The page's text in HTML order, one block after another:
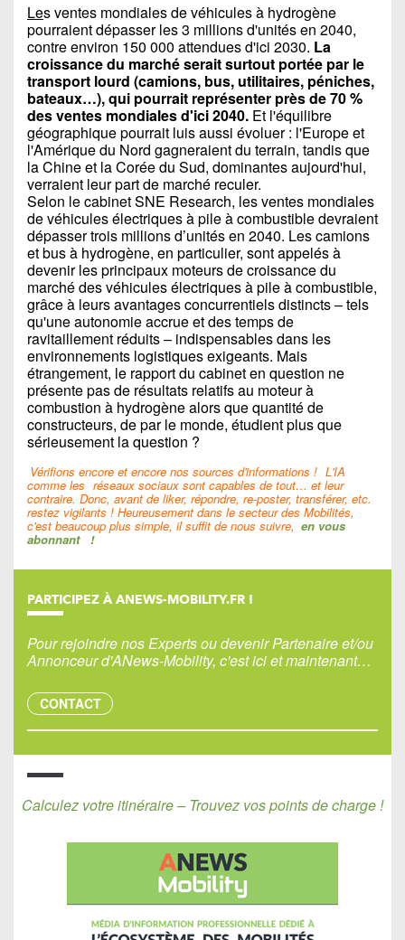
Les ventes mondiales de véhicules à hydrogène
pourraient dépasser les 3 millions d'unités en 2040,
contre environ 150 000 attendues d'ici 2030. La
croissance du marché serait surtout portée par le
transport lourd (camions, bus, utilitaires, péniches,
bateaux…), qui pourrait représenter près de 70 %
des ventes mondiales d'ici 2040. Et l'équilibre
géographique pourrait luis aussi évoluer : l'Europe et
l'Amérique du Nord gagneraient du terrain, tandis que
la Chine et la Corée du Sud, dominantes aujourd'hui,
verraient leur part de marché reculer.
Selon le cabinet SNE Research, les ventes mondiales
de véhicules électriques à pile à combustible devraient
dépasser trois millions d’unités en 2040. Les camions
et bus à hydrogène, en particulier, sont appelés à
devenir les principaux moteurs de croissance du
marché des véhicules électriques à pile à combustible,
grâce à leurs avantages concurrentiels distincts – tels
qu'une autonomie accrue et des temps de
ravitaillement réduits – indispensables dans les
environnements logistiques exigeants. Mais
étrangement, le rapport du cabinet en question ne
présente pas de résultats relatifs au moteur à
combustion à hydrogène alors que quantité de
constructeurs, de par le monde, étudient plus que
sérieusement la question ?
Vérifions encore et encore nos sources d'informations ! L'IA
comme les réseaux sociaux sont capables de tout… et leur
contraire. Donc, avant de liker, répondre, re-poster, transférer, etc.
restez vigilants ! Heureusement dans le secteur des Mobilités,
c'est beaucoup plus simple, il suffit de nous suivre, en vous
abonnant !
PARTICIPEZ À ANEWS-MOBILITY.FR !
Pour rejoindre nos Experts ou devenir Partenaire et/ou
Annonceur d'ANews-Mobility, c'est ici et maintenant…
CONTACT
Calculez votre itinéraire – Trouvez vos points de charge !